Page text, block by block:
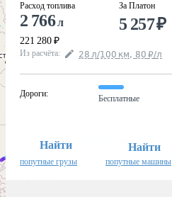
Расход топлива
2 766л
221 280 ₽
За Платон
5 257₽
Из расчёта: 28 л/100 км, 80 ₽/л
Дороги:
Бесплатные
Найти
попутные грузы
Найти
попутные машины